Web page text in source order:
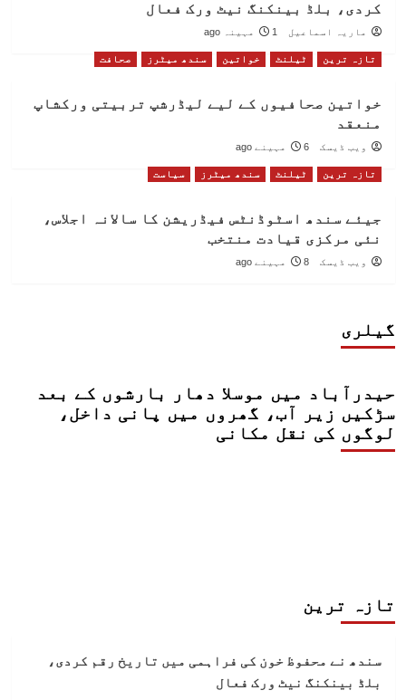
کردی، بلڈ بینکنگ نیٹ ورک فعال
ماریہ اسماعیل 1 مہینہ ago
تازہ ترین ٹیلنٹ خواتین سندھ میٹرز صحافت
خواتین صحافیوں کے لیے لیڈرشپ تربیتی ورکشاپ
منعقد
ویب ڈیسک 6 مہینے ago
تازہ ترین ٹیلنٹ سندھ میٹرز سیاست
جیئے سندھ اسٹوڈنٹس فیڈریشن کا سالانہ اجلاس،
نئی مرکزی قیادت منتخب
ویب ڈیسک 8 مہینے ago
گیلری
حیدرآباد میں موسلا دھار بارشوں کے بعد
سڑکیں زیر آب، گھروں میں پانی داخل،
لوگوں کی نقل مکانی
تازہ ترین
سندھ نے محفوظ خون کی فراہمی میں تاریخ رقم کردی،
بلڈ بینکنگ نیٹ ورک فعال